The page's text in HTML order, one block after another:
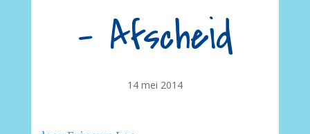
– Afscheid
14 mei 2014